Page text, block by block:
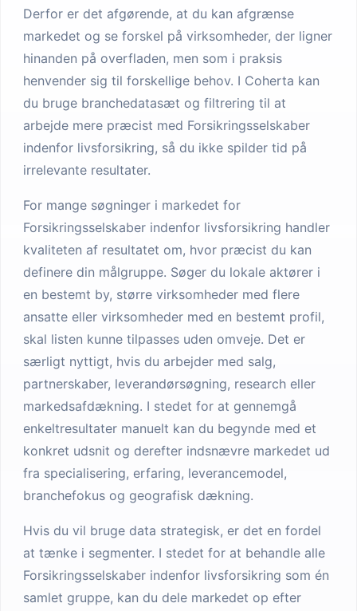
Derfor er det afgørende, at du kan afgrænse
markedet og se forskel på virksomheder, der ligner
hinanden på overfladen, men som i praksis
henvender sig til forskellige behov. I Coherta kan
du bruge branchedatasæt og filtrering til at
arbejde mere præcist med Forsikringsselskaber
indenfor livsforsikring, så du ikke spilder tid på
irrelevante resultater.
For mange søgninger i markedet for
Forsikringsselskaber indenfor livsforsikring handler
kvaliteten af resultatet om, hvor præcist du kan
definere din målgruppe. Søger du lokale aktører i
en bestemt by, større virksomheder med flere
ansatte eller virksomheder med en bestemt profil,
skal listen kunne tilpasses uden omveje. Det er
særligt nyttigt, hvis du arbejder med salg,
partnerskaber, leverandørsøgning, research eller
markedsafdækning. I stedet for at gennemgå
enkeltresultater manuelt kan du begynde med et
konkret udsnit og derefter indsnævre markedet ud
fra specialisering, erfaring, leverancemodel,
branchefokus og geografisk dækning.
Hvis du vil bruge data strategisk, er det en fordel
at tænke i segmenter. I stedet for at behandle alle
Forsikringsselskaber indenfor livsforsikring som én
samlet gruppe, kan du dele markedet op efter